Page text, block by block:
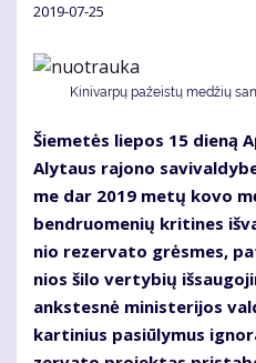
2019-07-25
Ki­ni­var­pų pa­žeis­tų me­džių
Šie­me­tės lie­pos 15 die­ną
Aly­taus ra­jo­no
me dar 2019 me­tų ko­vo
ben­druo­me­nių kri­ti­nes
nio re­zer­va­to grės­mes,
nios ši­lo ver­ty­bių
anks­tes­nė mi­nis­te­ri­jos
kar­ti­nius pa­siū­ly­mus